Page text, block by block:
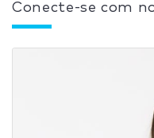
Conecte-se com